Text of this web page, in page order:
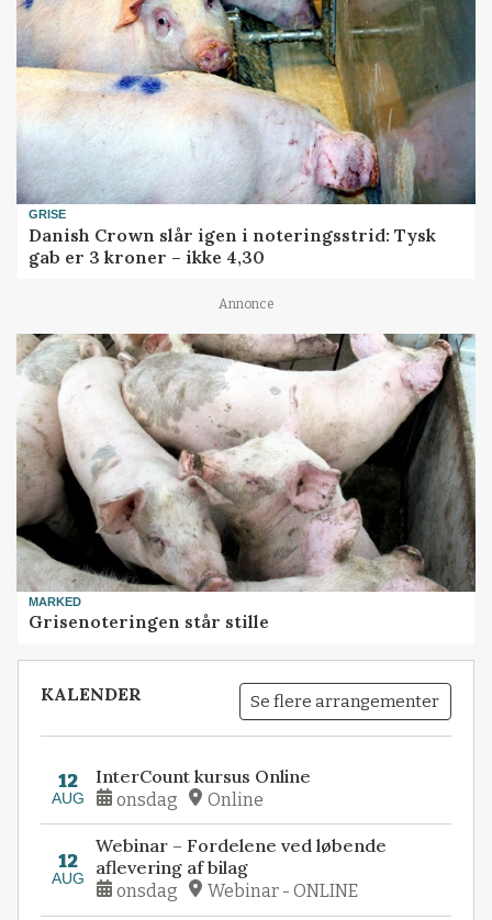
GRISE
Danish Crown slår igen i noteringsstrid: Tysk
gab er 3 kroner – ikke 4,30
Annonce
MARKED
Grisenoteringen står stille
KALENDER Se flere arrangementer
12
AUG
InterCount kursus Online
onsdag Online
12
AUG
Webinar – Fordelene ved løbende
aflevering af bilag
onsdag Webinar - ONLINE